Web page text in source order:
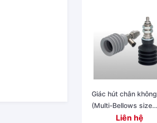
Giác hút chân không
(Multi-Bellows size
φ6mm～φ50mm)
Liên hệ